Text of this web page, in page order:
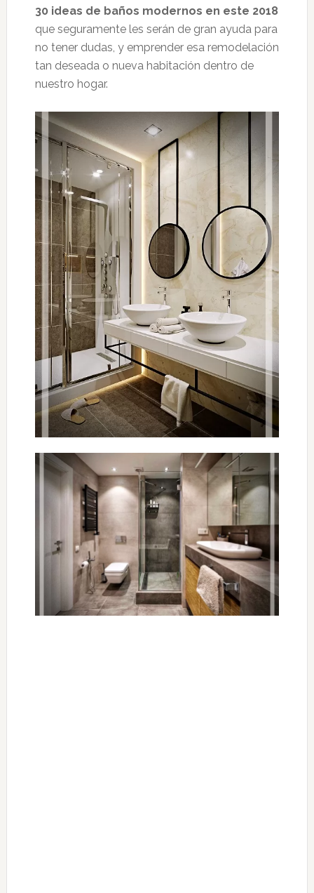
30 ideas de baños modernos en este 2018
que seguramente les serán de gran ayuda para
no tener dudas, y emprender esa remodelación
tan deseada o nueva habitación dentro de
nuestro hogar.